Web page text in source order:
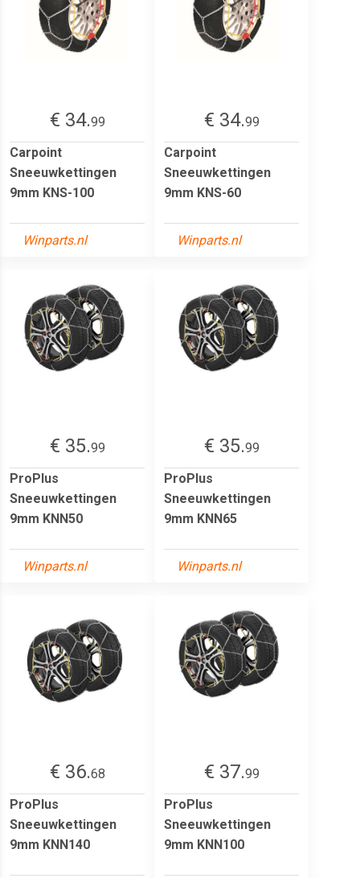
€ 34.99
Carpoint
Sneeuwkettingen
9mm KNS-100
Winparts.nl
€ 34.99
Carpoint
Sneeuwkettingen
9mm KNS-60
Winparts.nl
€ 35.99
ProPlus
Sneeuwkettingen
9mm KNN50
Winparts.nl
€ 35.99
ProPlus
Sneeuwkettingen
9mm KNN65
Winparts.nl
€ 36.68
ProPlus
Sneeuwkettingen
9mm KNN140
€ 37.99
ProPlus
Sneeuwkettingen
9mm KNN100